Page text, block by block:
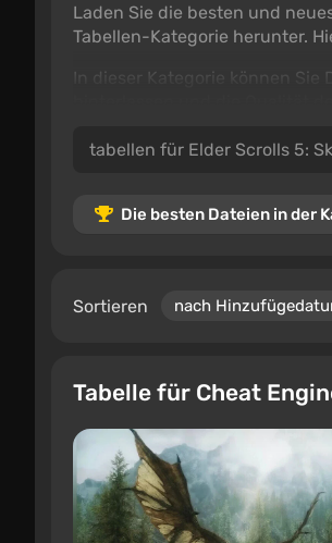
Laden Sie die besten und
Tabellen-Kategorie herunter.
In dieser Kategorie können Sie
hinterlassen und die Qualität
Die besten Dateien in der
Sortieren
Tabelle für Cheat